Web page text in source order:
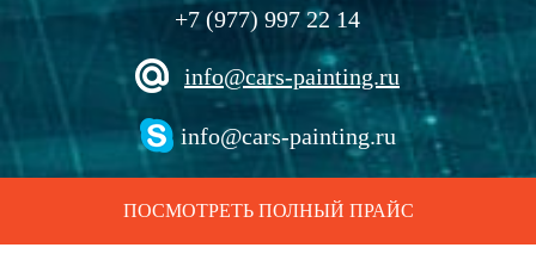
+7 (977) 997 22 14
info@cars-painting.ru
info@cars-painting.ru
ПОСМОТРЕТЬ ПОЛНЫЙ ПРАЙС